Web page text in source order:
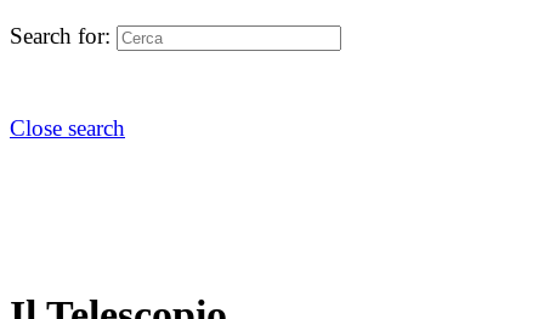
Search for:
Close search